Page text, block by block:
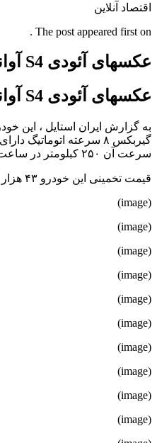
اقتصاد آنلاین
The post appeared first on .
عکسهای آئودی S4 آوانت سال ۲۰۱۶
عکسهای آئودی S4 آوانت سال ۲۰۱۶
گیربکس ۸ سرعته
سرعت آن ۲۵۰ کبلومتر در ساعت می‌باشد.
قیمت تخمینی این خودرو ۴۳ هزار پوند رقم زده شده است.
(image)
(image)
(image)
(image)
(image)
(image)
(image)
(image)
(image)
(image)